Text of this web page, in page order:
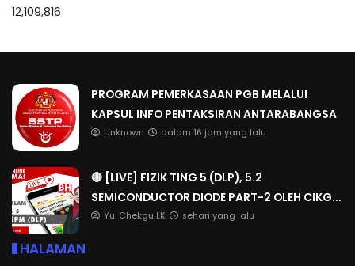
12,109,816
PROGRAM PEMERKASAAN PGB MELALUI
KAPSUL INFO PENTAKSIRAN ANTARABANGSA
Unknown dalam 16 jam yang lalu
🔴 [LIVE] FIZIK TING 5 (DLP), 5.2
SEMICONDUCTOR DIODE PART-2 OLEH CIKG...
Yu. Chekgu LK sehari yang lalu
HALAMAN